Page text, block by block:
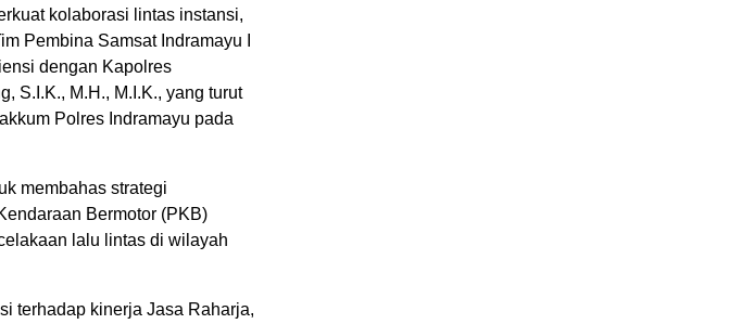
kolaborasi lintas instansi,
Pembina Samsat Indramayu I
dengan Kapolres
S.I.K., M.H., M.I.K., yang turut
Polres Indramayu pada
membahas strategi
Bermotor (PKB)
lalu lintas di wilayah
terhadap kinerja Jasa Raharja,